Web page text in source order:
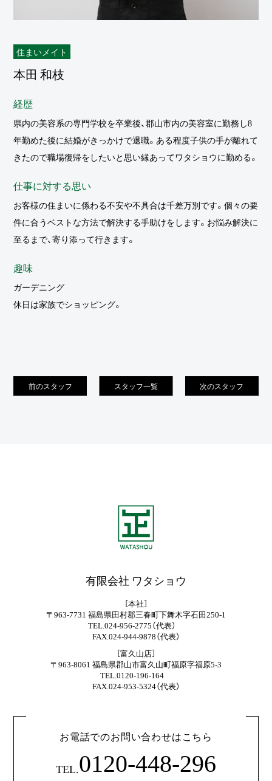
会社案内 スタッフ紹介
採用情報
プライバシーポリシー
住まいメイト
本田 和枝
経歴
県内の美容系の専門学校を卒業後、郡山市内の美容室に勤務し8
年勤めた後に結婚がきっかけで退職。ある程度子供の手が離れて
きたので職場復帰をしたいと思い縁あってワタショウに勤める。
仕事に対する思い
お客様の住まいに係わる不安や不具合は千差万別です。個々の要
件に合うベストな方法で解決する手助けをします。お悩み解決に
至るまで、寄り添って行きます。
趣味
ガーデニング
休日は家族でショッピング。
前のスタッフ スタッフ一覧 次のスタッフ
有限会社 ワタショウ
［本社］
〒963-7731 福島県田村郡三春町下舞木字石田250-1
TEL.024-956-2775（代表）
FAX.024-944-9878（代表）
［富久山店］
〒963-8061 福島県郡山市富久山町福原字福原5-3
TEL.0120-196-164
FAX.024-953-5324（代表）
お電話でのお問い合わせはこちら
TEL.0120-448-296